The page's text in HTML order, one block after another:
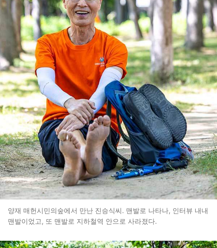
양재 매헌시민의숲에서 만난 진승식씨. 맨발로 나타나, 인터뷰 내내
맨발이었고, 또 맨발로 지하철역 안으로 사라졌다.